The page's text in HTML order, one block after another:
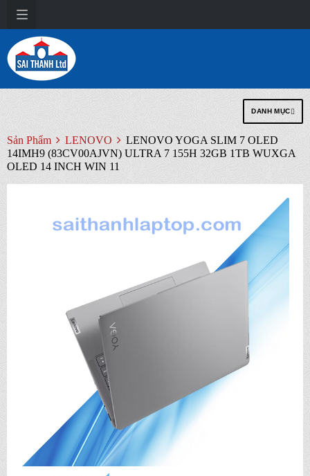
DANH MỤC
Sản Phẩm LENOVO
LENOVO YOGA SLIM 7 OLED
14IMH9 (83CV00AJVN) ULTRA 7 155H 32GB 1TB WUXGA
OLED 14 INCH WIN 11